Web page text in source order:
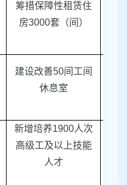
筹措保障性租赁住
房3000套（间）
建设改善50间工间
休息室
新增培养1900人次
高级工及以上技能
人才